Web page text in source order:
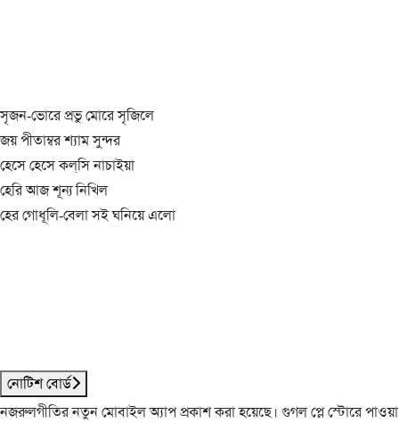
সৃজন-ভোরে প্রভু মোরে সৃজিলে
জয় পীতাম্বর শ্যাম সুন্দর
হেসে হেসে কল্‌সি নাচাইয়া
হেরি আজ শূন্য নিখিল
হের গোধূলি-বেলা সই ঘনিয়ে এলো
নোটিশ বোর্ড
নজরুলগীতির নতুন মোবাইল অ্যাপ প্রকাশ করা হয়েছে। গুগল প্লে স্টোরে পাওয়া